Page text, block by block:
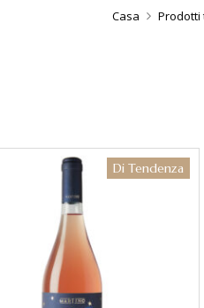
Casa Prodotti
Di Tendenza